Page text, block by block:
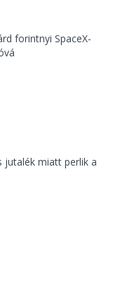
forintnyi SpaceX-
jutalék miatt perlik a